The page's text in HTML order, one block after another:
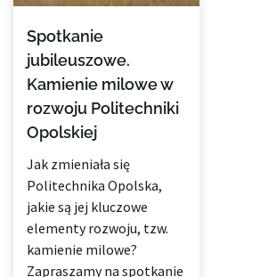
Spotkanie
jubileuszowe.
Kamienie milowe w
rozwoju Politechniki
Opolskiej
Jak zmieniała się
Politechnika Opolska,
jakie są jej kluczowe
elementy rozwoju, tzw.
kamienie milowe?
Zapraszamy na spotkanie